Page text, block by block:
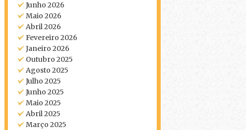
Junho 2026
Maio 2026
Abril 2026
Fevereiro 2026
Janeiro 2026
Outubro 2025
Agosto 2025
Julho 2025
Junho 2025
Maio 2025
Abril 2025
Março 2025